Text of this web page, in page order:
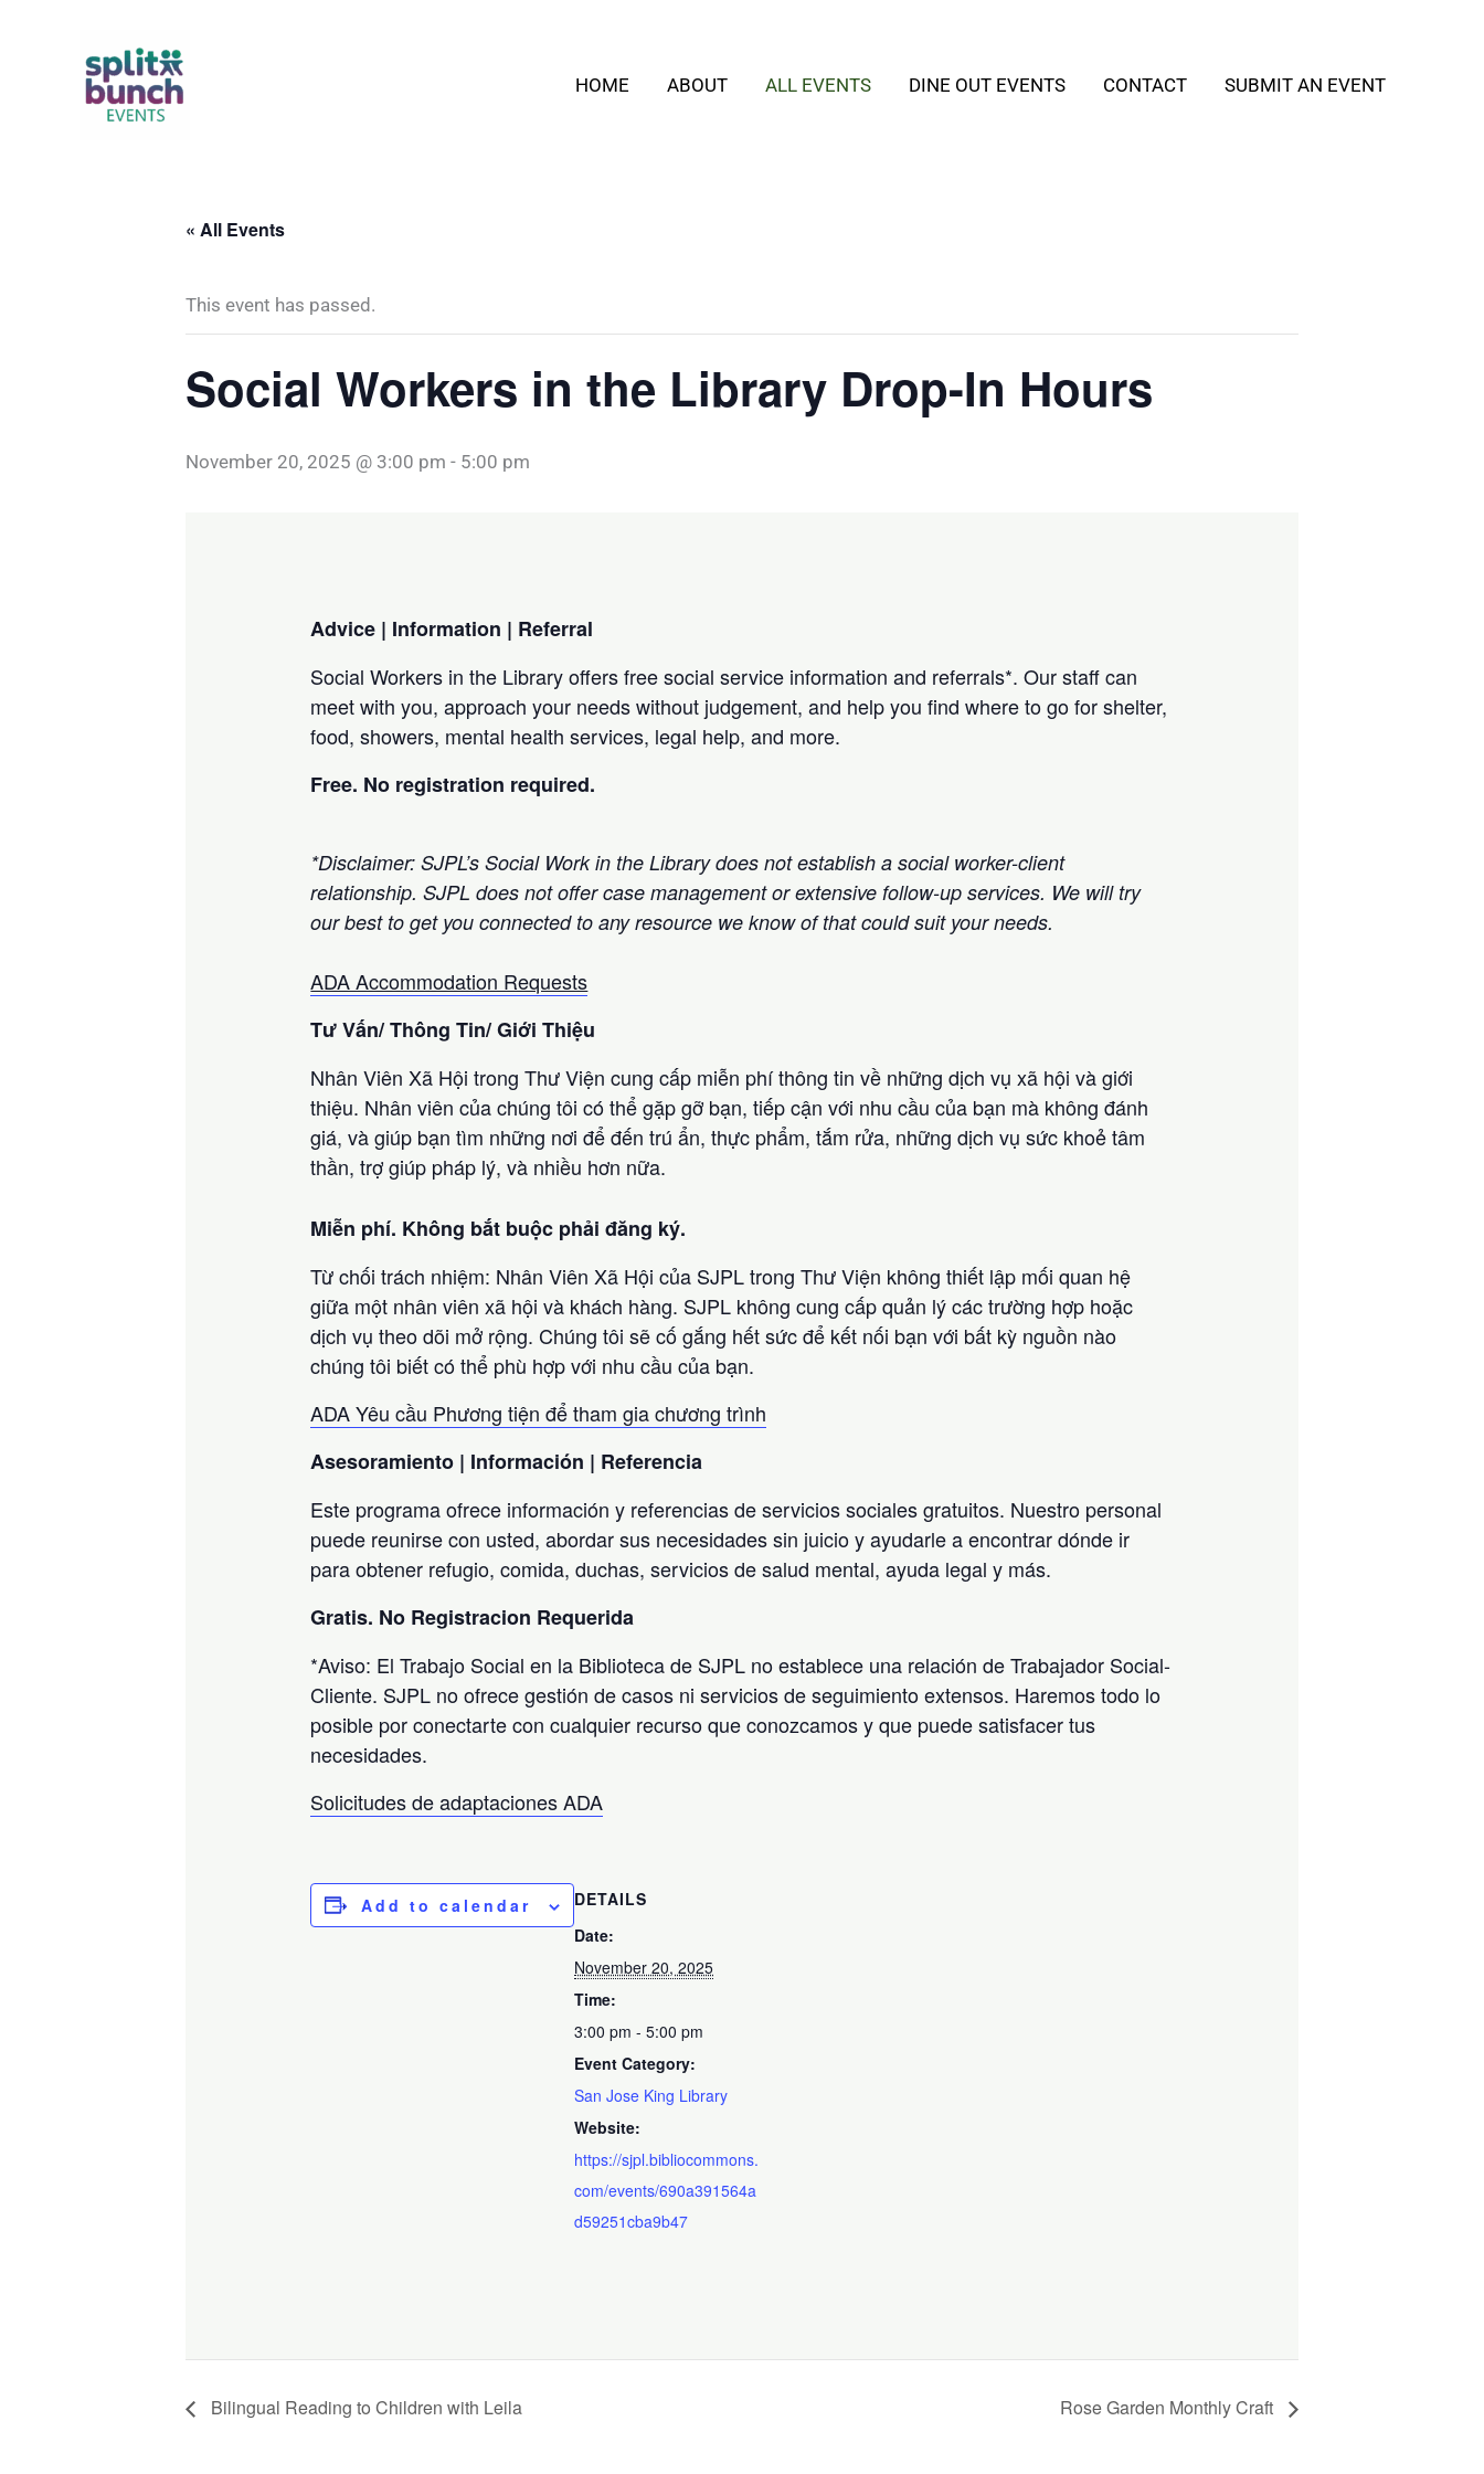
HOME ABOUT ALL EVENTS DINE OUT EVENTS CONTACT SUBMIT AN EVENT
« All Events
This event has passed.
Social Workers in the Library Drop-In Hours
November 20, 2025 @ 3:00 pm - 5:00 pm
Advice | Information | Referral
Social Workers in the Library offers free social service information and referrals*. Our staff can
meet with you, approach your needs without judgement, and help you find where to go for shelter,
food, showers, mental health services, legal help, and more.
Free. No registration required.
*Disclaimer: SJPL’s Social Work in the Library does not establish a social worker-client
relationship. SJPL does not offer case management or extensive follow-up services. We will try
our best to get you connected to any resource we know of that could suit your needs.
ADA Accommodation Requests
Tư Vấn/ Thông Tin/ Giới Thiệu
Nhân Viên Xã Hội trong Thư Viện cung cấp miễn phí thông tin về những dịch vụ xã hội và giới
thiệu. Nhân viên của chúng tôi có thể gặp gỡ bạn, tiếp cận với nhu cầu của bạn mà không đánh
giá, và giúp bạn tìm những nơi để đến trú ẩn, thực phẩm, tắm rửa, những dịch vụ sức khoẻ tâm
thần, trợ giúp pháp lý, và nhiều hơn nữa.
Miễn phí. Không bắt buộc phải đăng ký.
Từ chối trách nhiệm: Nhân Viên Xã Hội của SJPL trong Thư Viện không thiết lập mối quan hệ
giữa một nhân viên xã hội và khách hàng. SJPL không cung cấp quản lý các trường hợp hoặc
dịch vụ theo dõi mở rộng. Chúng tôi sẽ cố gắng hết sức để kết nối bạn với bất kỳ nguồn nào
chúng tôi biết có thể phù hợp với nhu cầu của bạn.
ADA Yêu cầu Phương tiện để tham gia chương trình
Asesoramiento | Información | Referencia
Este programa ofrece información y referencias de servicios sociales gratuitos. Nuestro personal
puede reunirse con usted, abordar sus necesidades sin juicio y ayudarle a encontrar dónde ir
para obtener refugio, comida, duchas, servicios de salud mental, ayuda legal y más.
Gratis. No Registracion Requerida
*Aviso: El Trabajo Social en la Biblioteca de SJPL no establece una relación de Trabajador Social-
Cliente. SJPL no ofrece gestión de casos ni servicios de seguimiento extensos. Haremos todo lo
posible por conectarte con cualquier recurso que conozcamos y que puede satisfacer tus
necesidades.
Solicitudes de adaptaciones ADA
Add to calendar
DETAILS
Date:
November 20, 2025
Time:
3:00 pm - 5:00 pm
Event Category:
San Jose King Library
Website:
https://sjpl.bibliocommons.
com/events/690a391564a
d59251cba9b47
Bilingual Reading to Children with Leila Rose Garden Monthly Craft